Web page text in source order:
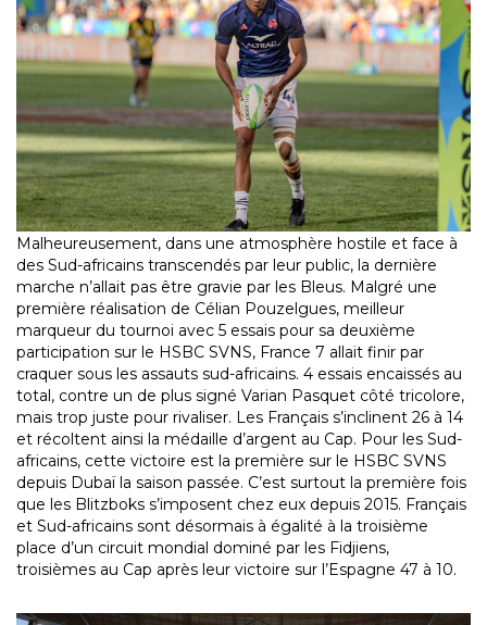
Malheureusement, dans une atmosphère hostile et face à
des Sud-africains transcendés par leur public, la dernière
marche n’allait pas être gravie par les Bleus. Malgré une
première réalisation de Célian Pouzelgues, meilleur
marqueur du tournoi avec 5 essais pour sa deuxième
participation sur le HSBC SVNS, France 7 allait finir par
craquer sous les assauts sud-africains. 4 essais encaissés au
total, contre un de plus signé Varian Pasquet côté tricolore,
mais trop juste pour rivaliser. Les Français s’inclinent 26 à 14
et récoltent ainsi la médaille d’argent au Cap. Pour les Sud-
africains, cette victoire est la première sur le HSBC SVNS
depuis Dubaï la saison passée. C’est surtout la première fois
que les Blitzboks s’imposent chez eux depuis 2015. Français
et Sud-africains sont désormais à égalité à la troisième
place d’un circuit mondial dominé par les Fidjiens,
troisièmes au Cap après leur victoire sur l’Espagne 47 à 10.